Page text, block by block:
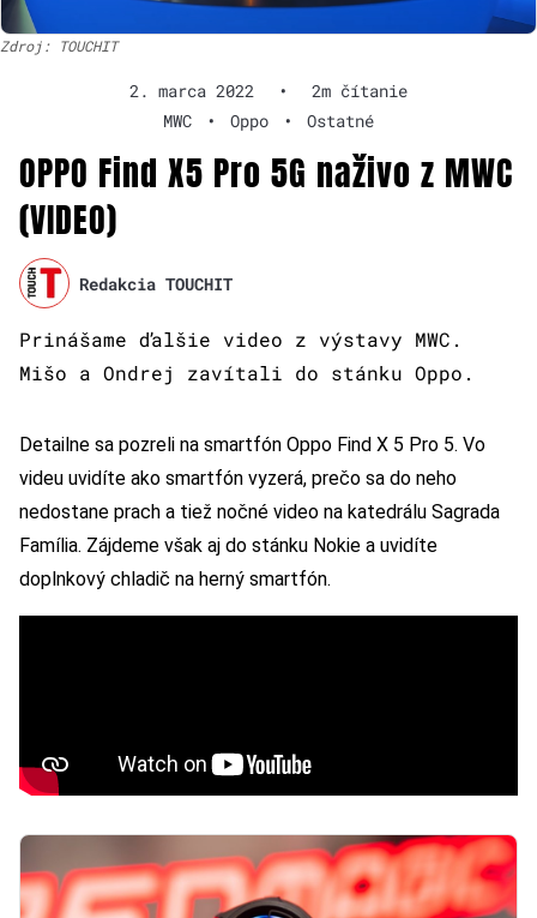
Zdroj: TOUCHIT
2. marca 2022 •
2m čítanie
MWC
• Oppo • Ostatné
OPPO Find X5 Pro 5G naživo z MWC
(VIDEO)
Redakcia TOUCHIT
Prinášame ďalšie video z výstavy MWC.
Mišo a Ondrej zavítali do stánku Oppo.
Detailne sa pozreli na smartfón Oppo Find X 5 Pro 5. Vo
videu uvidíte ako smartfón vyzerá, prečo sa do neho
nedostane prach a tiež nočné video na katedrálu Sagrada
Família. Zájdeme však aj do stánku Nokie a uvidíte
doplnkový chladič na herný smartfón.